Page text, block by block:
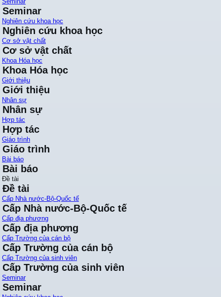
Seminar
Nghiên cứu khoa học
Nghiên cứu khoa học
Cơ sở vật chất
Cơ sở vật chất
Khoa Hóa học
Khoa Hóa học
Giới thiệu
Giới thiệu
Nhân sự
Nhân sự
Hợp tác
Hợp tác
Giáo trình
Giáo trình
Bài báo
Bài báo
Đề tài
Đề tài
Cấp Nhà nước-Bộ-Quốc tế
Cấp Nhà nước-Bộ-Quốc tế
Cấp địa phương
Cấp địa phương
Cấp Trường của cán bộ
Cấp Trường của cán bộ
Cấp Trường của sinh viên
Cấp Trường của sinh viên
Seminar
Seminar